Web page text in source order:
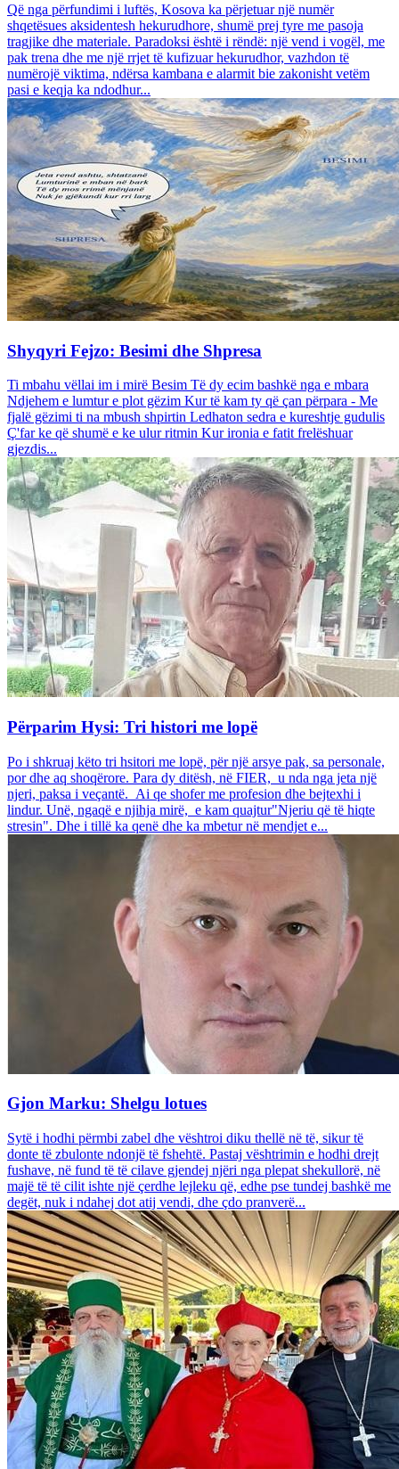
Që nga përfundimi i luftës, Kosova ka përjetuar një numër
shqetësues aksidentesh hekurudhore, shumë prej tyre me pasoja
tragjike dhe materiale. Paradoksi është i rëndë: një vend i vogël, me
pak trena dhe me një rrjet të kufizuar hekurudhor, vazhdon të
numërojë viktima, ndërsa kambana e alarmit bie zakonisht vetëm
pasi e keqja ka ndodhur...
Shyqyri Fejzo: Besimi dhe Shpresa
Ti mbahu vëllai im i mirë Besim Të dy ecim bashkë nga e mbara
Ndjehem e lumtur e plot gëzim Kur të kam ty që çan përpara - Me
fjalë gëzimi ti na mbush shpirtin Ledhaton sedra e kureshtje gudulis
Ç'far ke që shumë e ke ulur ritmin Kur ironia e fatit frelëshuar
gjezdis...
Përparim Hysi: Tri histori me lopë
Po i shkruaj këto tri hsitori me lopë, për një arsye pak, sa personale,
por dhe aq shoqërore. Para dy ditësh, në FIER, u nda nga jeta një
njeri, paksa i veçantë. Ai qe shofer me profesion dhe bejtexhi i
lindur. Unë, ngaqë e njihja mirë, e kam quajtur"Njeriu që të hiqte
stresin". Dhe i tillë ka qenë dhe ka mbetur në mendjet e...
Gjon Marku: Shelgu lotues
Sytë i hodhi përmbi zabel dhe vështroi diku thellë në të, sikur të
donte të zbulonte ndonjë të fshehtë. Pastaj vështrimin e hodhi drejt
fushave, në fund të të cilave gjendej njëri nga plepat shekullorë, në
majë të të cilit ishte një çerdhe lejleku që, edhe pse tundej bashkë me
degët, nuk i ndahej dot atij vendi, dhe çdo pranverë...